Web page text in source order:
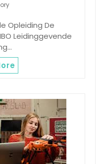
Opleiding De
Leidinggevende